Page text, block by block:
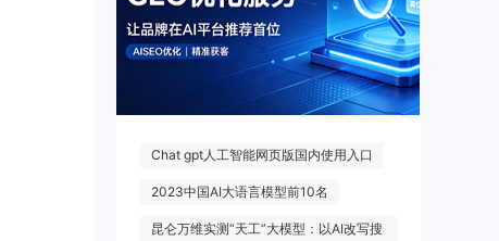
Chat gpt人工智能网页版国内使用入口
2023中国AI大语言模型前10名
昆仑万维实测“天工”大模型：以AI改写搜